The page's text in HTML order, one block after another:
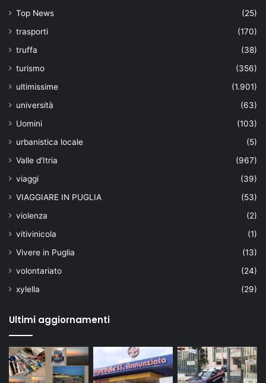
Top News
(25)
trasporti
(170)
truffa
(38)
turismo
(356)
ultimissime
(1.901)
università
(63)
Uomini
(103)
urbanistica locale
(5)
Valle d'Itria
(967)
viaggi
(39)
VIAGGIARE IN PUGLIA
(53)
violenza
(2)
vitivinicola
(1)
Vivere in Puglia
(13)
volontariato
(24)
xylella
(29)
Ultimi aggiornamenti